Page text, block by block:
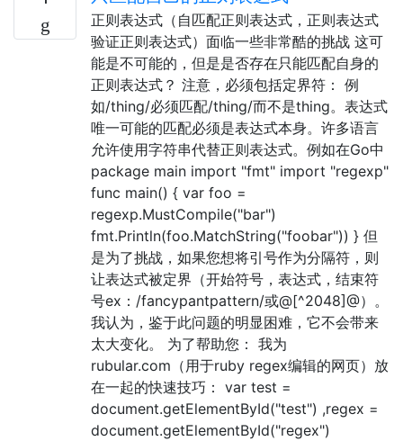
正则表达式（自匹配正则表达式，正则表达式
验证正则表达式）面临一些非常酷的挑战 这可
能是不可能的，但是是否存在只能匹配自身的
正则表达式？ 注意，必须包括定界符： 例
如/thing/必须匹配/thing/而不是thing。表达式
唯一可能的匹配必须是表达式本身。许多语言
允许使用字符串代替正则表达式。例如在Go中
package main import "fmt" import "regexp"
func main() { var foo =
regexp.MustCompile("bar")
fmt.Println(foo.MatchString("foobar")) } 但
是为了挑战，如果您想将引号作为分隔符，则
让表达式被定界（开始符号，表达式，结束符
号ex：/fancypantpattern/或@[^2048]@）。
我认为，鉴于此问题的明显困难，它不会带来
太大变化。 为了帮助您： 我为
rubular.com（用于ruby regex编辑的网页）放
在一起的快速技巧： var test =
document.getElementById("test") ,regex =
document.getElementById("regex")